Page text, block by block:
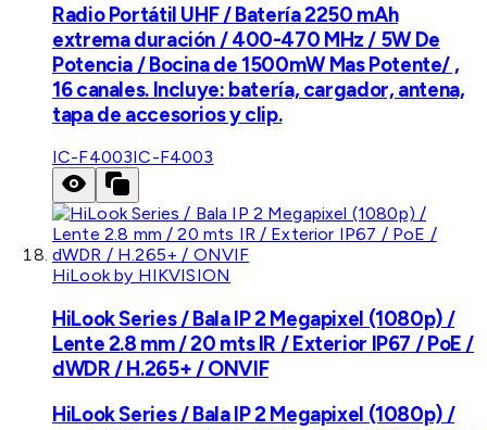
Radio Portátil UHF / Batería 2250 mAh
extrema duración / 400-470 MHz / 5W De
Potencia / Bocina de 1500mW Mas Potente/ ,
16 canales. Incluye: batería, cargador, antena,
tapa de accesorios y clip.
IC-F4003IC-F4003
HiLook by HIKVISION
HiLook Series / Bala IP 2 Megapixel (1080p) /
Lente 2.8 mm / 20 mts IR / Exterior IP67 / PoE /
dWDR / H.265+ / ONVIF
HiLook Series / Bala IP 2 Megapixel (1080p) /